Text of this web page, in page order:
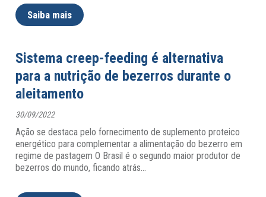
Saiba mais
Sistema creep-feeding é alternativa
para a nutrição de bezerros durante o
aleitamento
30/09/2022
Ação se destaca pelo fornecimento de suplemento proteico
energético para complementar a alimentação do bezerro em
regime de pastagem O Brasil é o segundo maior produtor de
bezerros do mundo, ficando atrás…